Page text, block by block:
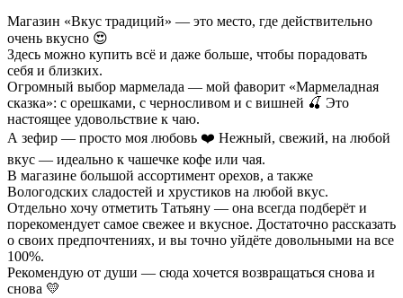
Магазин «Вкус традиций» — это место, где действительно
очень вкусно 😍
Здесь можно купить всё и даже больше, чтобы порадовать
себя и близких.
Огромный выбор мармелада — мой фаворит «Мармеладная
сказка»: с орешками, с черносливом и с вишней 🍒 Это
настоящее удовольствие к чаю.
А зефир — просто моя любовь ❤️ Нежный, свежий, на любой
вкус — идеально к чашечке кофе или чая.
В магазине большой ассортимент орехов, а также
Вологодских сладостей и хрустиков на любой вкус.
Отдельно хочу отметить Татьяну — она всегда подберёт и
порекомендует самое свежее и вкусное. Достаточно рассказать
о своих предпочтениях, и вы точно уйдёте довольными на все
100%.
Рекомендую от души — сюда хочется возвращаться снова и
снова 💛